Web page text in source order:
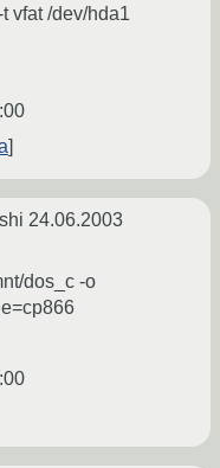
vfat /dev/hda1
24.06.2003
dos_c -o